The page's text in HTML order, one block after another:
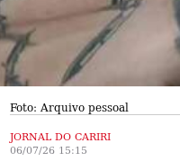
Foto: Arquivo pessoal
JORNAL DO CARIRI
06/07/26 15:15